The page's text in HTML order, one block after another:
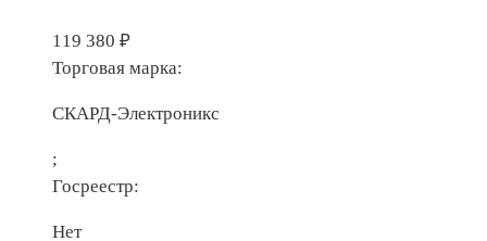
119 380 ₽
Торговая марка:
СКАРД-Электроникс
;
Госреестр:
Нет